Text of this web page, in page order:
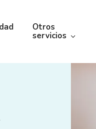
Otros
servicios